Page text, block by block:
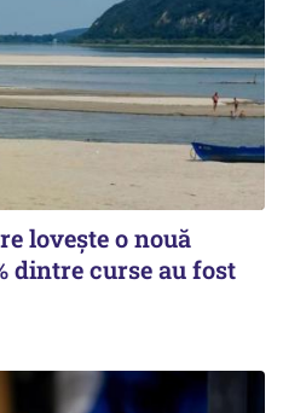
lovește o nouă
dintre curse au fost